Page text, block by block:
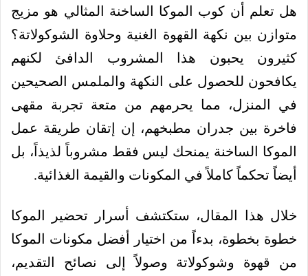
هل تعلم أن كوب الموكا الساخنة المثالي هو مزيج
متوازن بين نكهة القهوة الغنية وحلاوة الشوكولاتة؟
كثيرون يحبون هذا المشروب الدافئ لكنهم
يكافحون للحصول على النكهة والملمس الصحيحين
في المنزل، مما يحرمهم من متعة تجربة مقهى
فاخرة بين جدران مطبخهم، إن إتقان طريقة عمل
الموكا الساخنة يمنحك ليس فقط مشروباً لذيذاً، بل
أيضاً تحكماً كاملاً في المكونات والقيمة الغذائية.
خلال هذا المقال، ستكتشف أسرار تحضير الموكا
خطوة بخطوة، بدءاً من اختيار أفضل مكونات الموكا
من قهوة وشوكولاتة وصولاً إلى نصائح التقديم،